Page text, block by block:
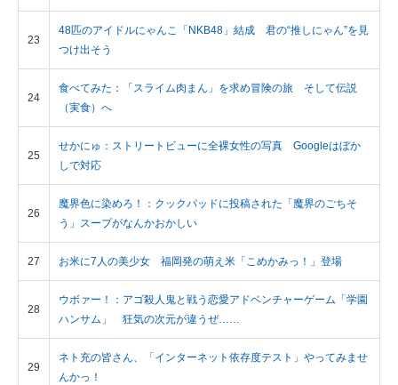
23
48匹のアイドルにゃんこ「NKB48」結成 君の“推しにゃん”を見
つけ出そう
24
食べてみた：「スライム肉まん」を求め冒険の旅 そして伝説
（実食）へ
25
せかにゅ：ストリートビューに全裸女性の写真 Googleはぼか
しで対応
26
魔界色に染めろ！：クックパッドに投稿された「魔界のごちそ
う」スープがなんかおかしい
27 お米に7人の美少女 福岡発の萌え米「こめかみっ！」登場
28
ウボァー！：アゴ殺人鬼と戦う恋愛アドベンチャーゲーム「学園
ハンサム」 狂気の次元が違うぜ……
29
ネト充の皆さん、「インターネット依存度テスト」やってみませ
んかっ！